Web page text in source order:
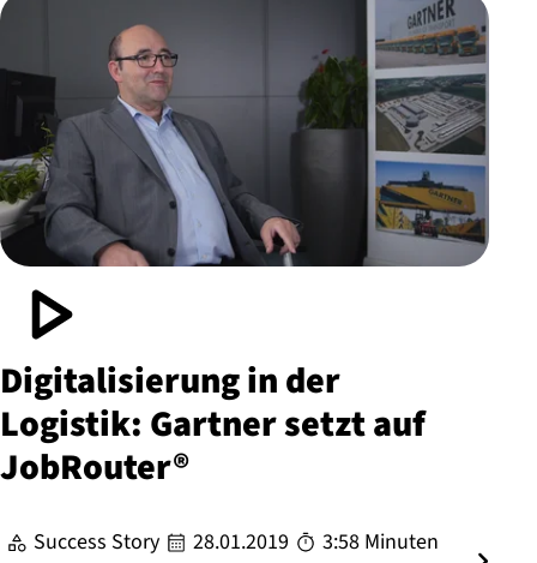
Di­gi­ta­li­sie­rung in der
Logistik: Gartner setzt auf
JobRouter®
Success Story 28.01.2019
3:58 Minuten